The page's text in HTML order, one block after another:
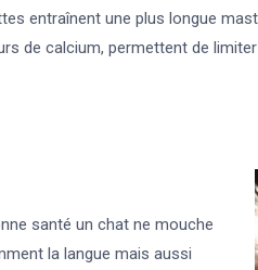
entraînent une plus longue
de calcium, permettent de
santé un chat ne mouche
la langue mais aussi